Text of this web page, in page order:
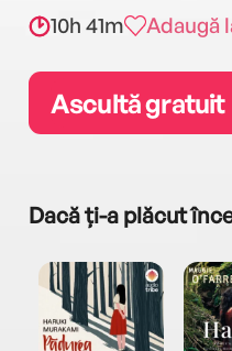
10h 41m Adaugă
Ascultă gratuit
Dacă ți-a plăcut